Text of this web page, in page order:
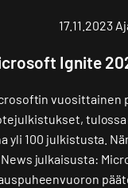
17.11.2023
Ignite
vuosittainen
yli 100 julkistusta.
julkaisusta: